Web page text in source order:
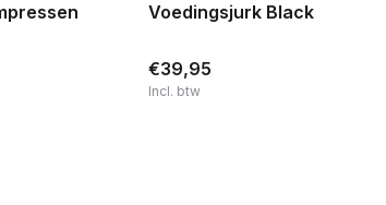
Voedingsjurk Black
€39,95
Incl. btw